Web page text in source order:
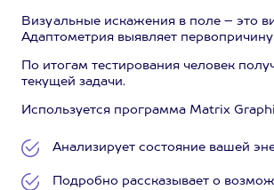
Визуальные искажения в поле – это
Адаптометрия выявляет
По итогам тестирования человек
текущей задачи.
Используется программа Matrix
Анализирует состояние вашей
Подробно рассказывает о